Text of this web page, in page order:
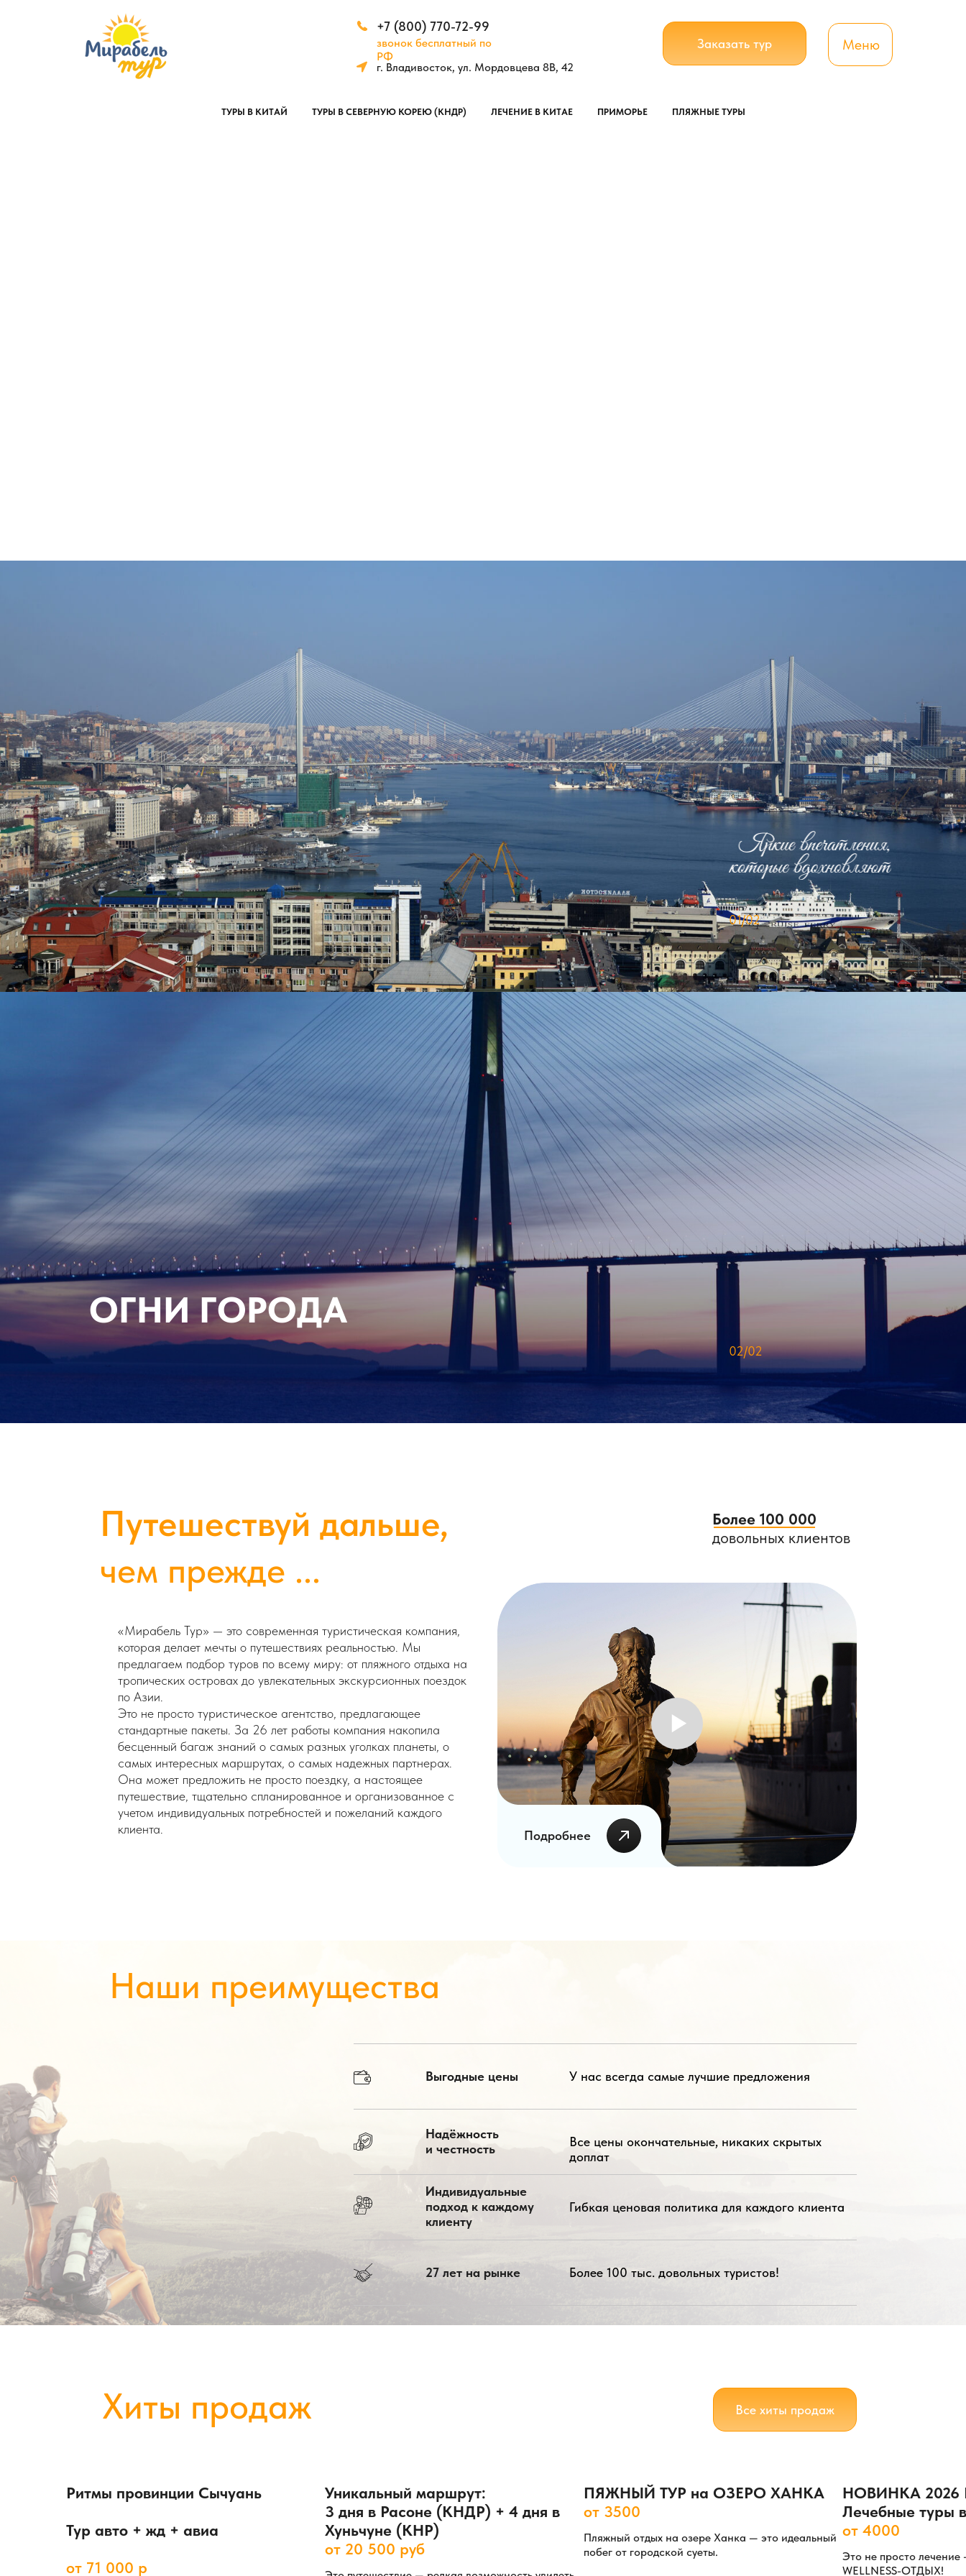
Заказать тур Меню
+7 (800) 770-72-99
звонок бесплатный по
РФ
г. Владивосток, ул. Мордовцева 8В, 42
ТУРЫ В КИТАЙ ТУРЫ В СЕВЕРНУЮ КОРЕЮ (КНДР) ЛЕЧЕНИЕ В КИТАЕ ПРИМОРЬЕ ПЛЯЖНЫЕ ТУРЫ
01/02
ОГНИ ГОРОДА
02/02
Путешествуй дальше,
чем прежде ...
«Мирабель Тур» — это современная туристическая компания,
которая делает мечты о путешествиях реальностью. Мы
предлагаем подбор туров по всему миру: от пляжного отдыха на
тропических островах до увлекательных экскурсионных поездок
по Азии.
Это не просто туристическое агентство, предлагающее
стандартные пакеты. За 26 лет работы компания накопила
бесценный багаж знаний о самых разных уголках планеты, о
самых интересных маршрутах, о самых надежных партнерах.
Она может предложить не просто поездку, а настоящее
путешествие, тщательно спланированное и организованное с
учетом индивидуальных потребностей и пожеланий каждого
клиента.
Более 100 000
довольных клиентов
Подробнее
Наши преимущества
Выгодные цены
27 лет на рынке
Надёжность
и честность
Индивидуальные
подход к каждому
клиенту
У нас всегда самые лучшие предложения
Все цены окончательные, никаких скрытых
доплат
Гибкая ценовая политика для каждого клиента
Более 100 тыс. довольных туристов!
Все хиты продаж
Хиты продаж
Ритмы провинции Сычуань
Тур авто + жд + авиа
от 71 000 р
Уникальный маршрут:
3 дня в Расоне (КНДР) + 4 дня в
Хуньчуне (КНР)
от 20 500 руб
ПЯЖНЫЙ ТУР на ОЗЕРО ХАНКА
от 3500
Пляжный отдых на озере Ханка — это идеальный
побег от городской суеты.
НОВИНКА 2026
Лечебные
от 4000
Это не просто
WELLNESS-ОТДЫХ!